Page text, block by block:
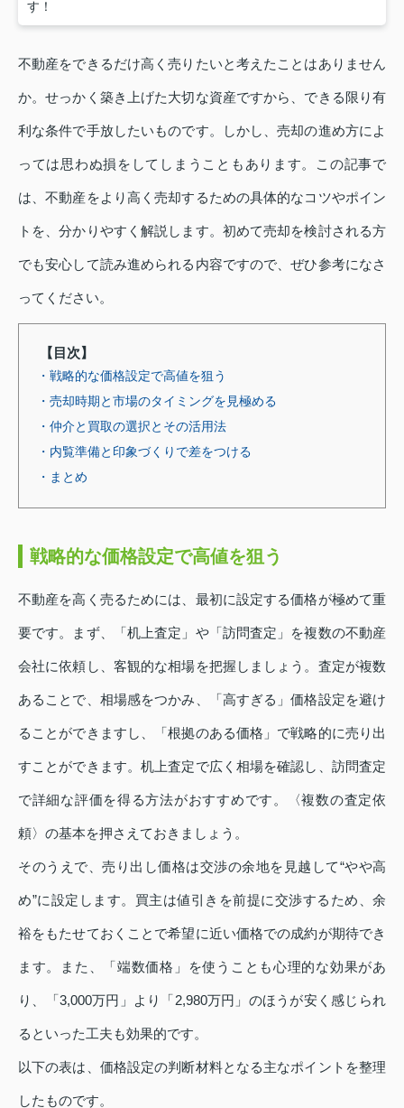
す！
不動産をできるだけ高く売りたいと考えたことはありません
か。せっかく築き上げた大切な資産ですから、できる限り有
利な条件で手放したいものです。しかし、売却の進め方によ
っては思わぬ損をしてしまうこともあります。この記事で
は、不動産をより高く売却するための具体的なコツやポイン
トを、分かりやすく解説します。初めて売却を検討される方
でも安心して読み進められる内容ですので、ぜひ参考になさ
ってください。
【目次】
・戦略的な価格設定で高値を狙う
・売却時期と市場のタイミングを見極める
・仲介と買取の選択とその活用法
・内覧準備と印象づくりで差をつける
・まとめ
戦略的な価格設定で高値を狙う
不動産を高く売るためには、最初に設定する価格が極めて重
要です。まず、「机上査定」や「訪問査定」を複数の不動産
会社に依頼し、客観的な相場を把握しましょう。査定が複数
あることで、相場感をつかみ、「高すぎる」価格設定を避け
ることができますし、「根拠のある価格」で戦略的に売り出
すことができます。机上査定で広く相場を確認し、訪問査定
で詳細な評価を得る方法がおすすめです。〈複数の査定依
頼〉の基本を押さえておきましょう。
そのうえで、売り出し価格は交渉の余地を見越して“やや高
め”に設定します。買主は値引きを前提に交渉するため、余
裕をもたせておくことで希望に近い価格での成約が期待でき
ます。また、「端数価格」を使うことも心理的な効果があ
り、「3,000万円」より「2,980万円」のほうが安く感じられ
るといった工夫も効果的です。
以下の表は、価格設定の判断材料となる主なポイントを整理
したものです。